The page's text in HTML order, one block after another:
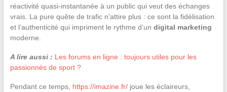
réactivité quasi-instantanée à un public qui veut des échanges
vrais. La pure quête de trafic n’attire plus : ce sont la fidélisation
et l’authenticité qui impriment le rythme d’un digital marketing
moderne.
A lire aussi : Les forums en ligne : toujours utiles pour les
passionnés de sport ?
Pendant ce temps, https://imazine.fr/joue les éclaireurs,